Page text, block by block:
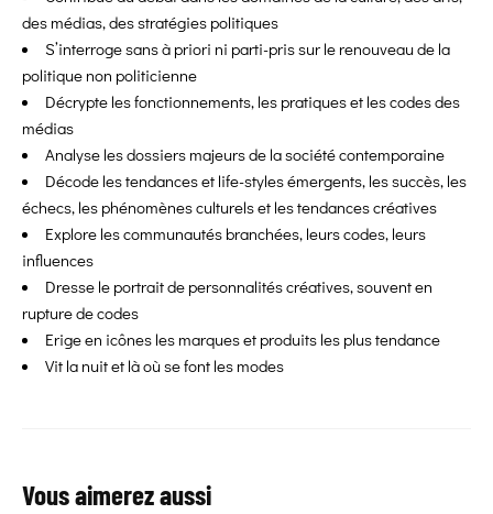
des médias, des stratégies politiques
S’interroge sans à priori ni parti-pris sur le renouveau de la
politique non politicienne
Décrypte les fonctionnements, les pratiques et les codes des
médias
Analyse les dossiers majeurs de la société contemporaine
Décode les tendances et life-styles émergents, les succès, les
échecs, les phénomènes culturels et les tendances créatives
Explore les communautés branchées, leurs codes, leurs
influences
Dresse le portrait de personnalités créatives, souvent en
rupture de codes
Erige en icônes les marques et produits les plus tendance
Vit la nuit et là où se font les modes
Vous aimerez aussi